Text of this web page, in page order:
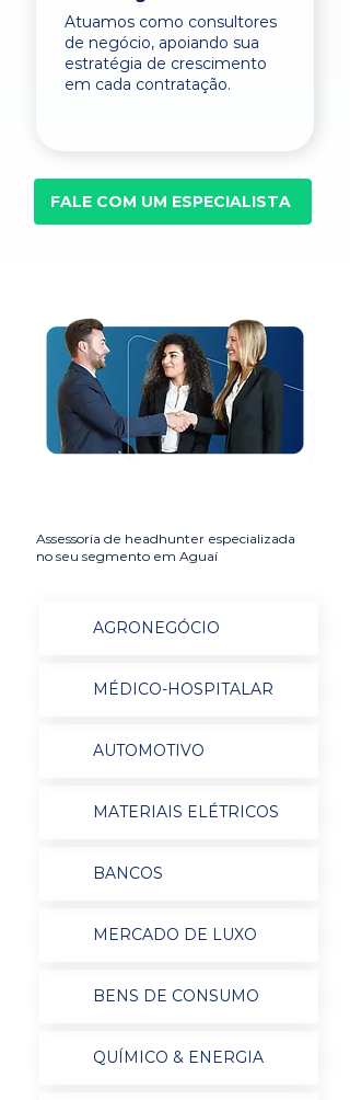
Atuamos como consultores
de negócio, apoiando sua
estratégia de crescimento
em cada contratação.
FALE COM UM ESPECIALISTA
Assessoria de headhunter especializada
no seu segmento em Aguaí
AGRONEGÓCIO
MÉDICO-HOSPITALAR
AUTOMOTIVO
MATERIAIS ELÉTRICOS
BANCOS
MERCADO DE LUXO
BENS DE CONSUMO
QUÍMICO & ENERGIA